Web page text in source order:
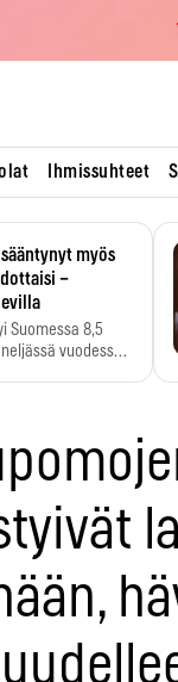
Ihmissuhteet
myös
–
Suomessa 8,5
vuodessa.